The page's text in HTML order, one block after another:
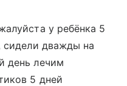
у ребёнка 5
сидели дважды на
день лечим
5 дней